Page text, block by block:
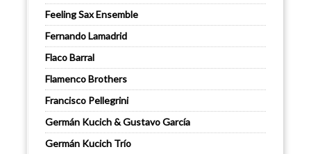
Feeling Sax Ensemble
Fernando Lamadrid
Flaco Barral
Flamenco Brothers
Francisco Pellegrini
Germán Kucich & Gustavo García
Germán Kucich Trío